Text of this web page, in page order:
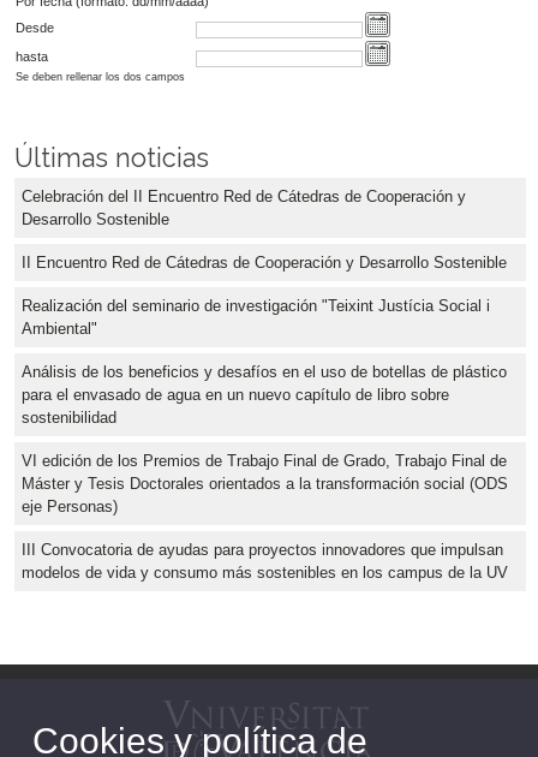
Desde
hasta
Se deben rellenar los dos campos
Últimas noticias
Celebración del II Encuentro Red de Cátedras de Cooperación y
Desarrollo Sostenible
II Encuentro Red de Cátedras de Cooperación y Desarrollo Sostenible
Realización del seminario de investigación "Teixint Justícia Social i
Ambiental"
Análisis de los beneficios y desafíos en el uso de botellas de plástico
para el envasado de agua en un nuevo capítulo de libro sobre
sostenibilidad
VI edición de los Premios de Trabajo Final de Grado, Trabajo Final de
Máster y Tesis Doctorales orientados a la transformación social (ODS
eje Personas)
III Convocatoria de ayudas para proyectos innovadores que impulsan
modelos de vida y consumo más sostenibles en los campus de la UV
Cookies y política de